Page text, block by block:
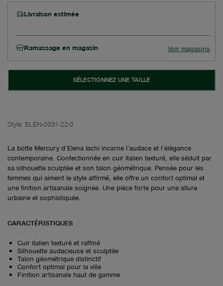
Livraison estimée
Ramassage en magasin Voir magasins
SÉLECTIONNEZ UNE TAILLE
Style: ELEN-0031-22-0
La botte Mercury d’Elena Iachi incarne l’audace et l’élégance
contemporaine. Confectionnée en cuir italien texturé, elle séduit par
sa silhouette sculptée et son talon géométrique. Pensée pour les
femmes qui aiment le style affirmé, elle offre un confort optimal et
une finition artisanale soignée. Une pièce forte pour une allure
urbaine et sophistiquée.
CARACTÉRISTIQUES
Cuir italien texturé et raffiné
Silhouette audacieuse et sculptée
Talon géométrique distinctif
Confort optimal pour la ville
Finition artisanale haut de gamme